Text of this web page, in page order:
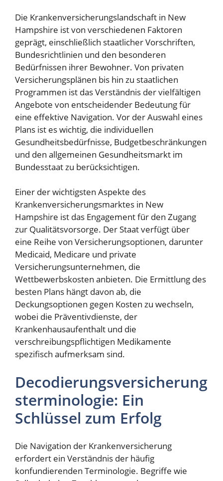
Die Krankenversicherungslandschaft in New
Hampshire ist von verschiedenen Faktoren
geprägt, einschließlich staatlicher Vorschriften,
Bundesrichtlinien und den besonderen
Bedürfnissen ihrer Bewohner. Von privaten
Versicherungsplänen bis hin zu staatlichen
Programmen ist das Verständnis der vielfältigen
Angebote von entscheidender Bedeutung für
eine effektive Navigation. Vor der Auswahl eines
Plans ist es wichtig, die individuellen
Gesundheitsbedürfnisse, Budgetbeschränkungen
und den allgemeinen Gesundheitsmarkt im
Bundesstaat zu berücksichtigen.
Einer der wichtigsten Aspekte des
Krankenversicherungsmarktes in New
Hampshire ist das Engagement für den Zugang
zur Qualitätsvorsorge. Der Staat verfügt über
eine Reihe von Versicherungsoptionen, darunter
Medicaid, Medicare und private
Versicherungsunternehmen, die
Wettbewerbskosten anbieten. Die Ermittlung des
besten Plans hängt davon ab, die
Deckungsoptionen gegen Kosten zu wechseln,
wobei die Präventivdienste, der
Krankenhausaufenthalt und die
verschreibungspflichtigen Medikamente
spezifisch aufmerksam sind.
Decodierungsversicherung
sterminologie: Ein
Schlüssel zum Erfolg
Die Navigation der Krankenversicherung
erfordert ein Verständnis der häufig
konfundierenden Terminologie. Begriffe wie